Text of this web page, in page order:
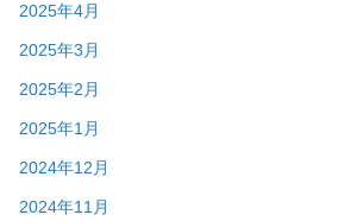
2025年4月
2025年3月
2025年2月
2025年1月
2024年12月
2024年11月